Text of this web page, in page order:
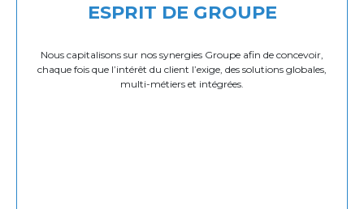
ESPRIT DE GROUPE
Nous capitalisons sur nos synergies Groupe afin de concevoir,
chaque fois que l’intérêt du client l’exige, des solutions globales,
multi-métiers et intégrées.